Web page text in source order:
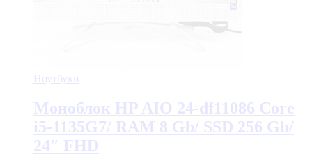
Ноутбуки
Моноблок HP AIO 24-df11086 Core
i5-1135G7/ RAM 8 Gb/ SSD 256 Gb/
24″ FHD